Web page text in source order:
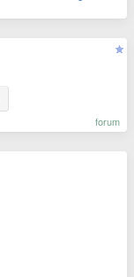
forum